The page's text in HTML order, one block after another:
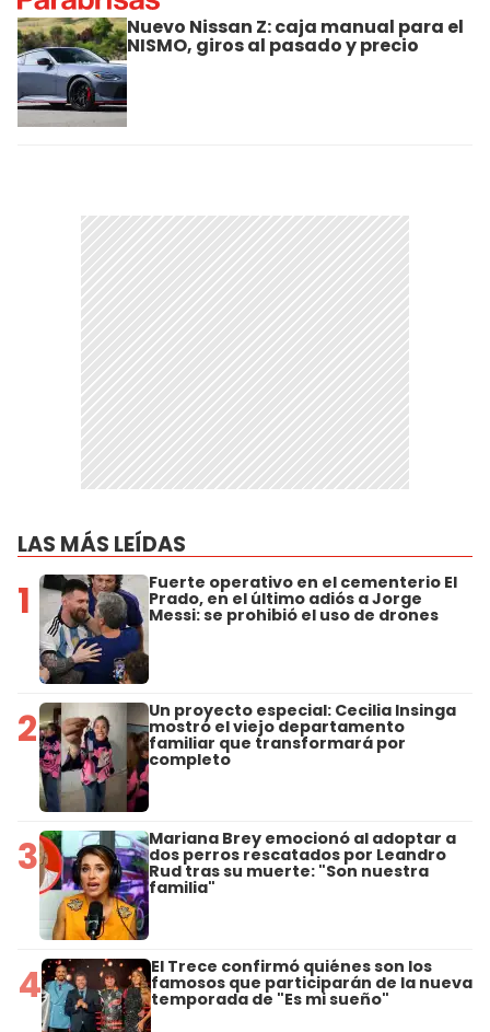
Nuevo Nissan Z: caja manual para el
NISMO, giros al pasado y precio
LAS MÁS LEÍDAS
1 Fuerte operativo en el cementerio El
Prado, en el último adiós a Jorge
Messi: se prohibió el uso de drones
2 Un proyecto especial: Cecilia Insinga
mostró el viejo departamento
familiar que transformará por
completo
3 Mariana Brey emocionó al adoptar a
dos perros rescatados por Leandro
Rud tras su muerte: "Son nuestra
familia"
4 El Trece confirmó quiénes son los
famosos que participarán de la nueva
temporada de "Es mi sueño"